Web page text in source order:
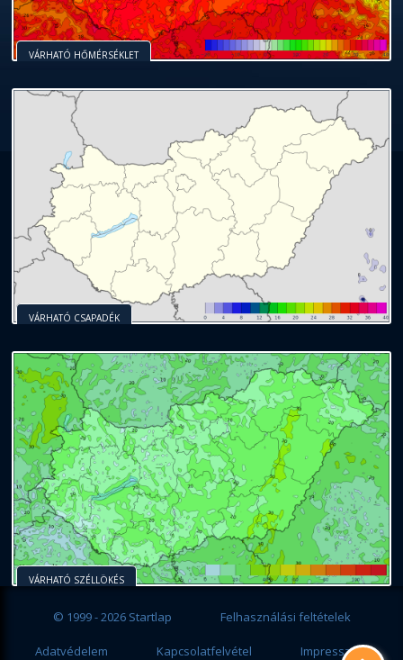
VÁRHATÓ HŐMÉRSÉKLET
VÁRHATÓ CSAPADÉK
VÁRHATÓ SZÉLLÖKÉS
© 1999 - 2026 Startlap Felhasználási feltételek
Adatvédelem Kapcsolatfelvétel Impresszum